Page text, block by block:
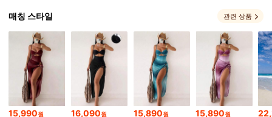
450K 팔로워
450K 팔로워
4.89 450K 팔로워
매칭 스타일 관련 상품
15,990원 16,090원 15,890원 15,890원